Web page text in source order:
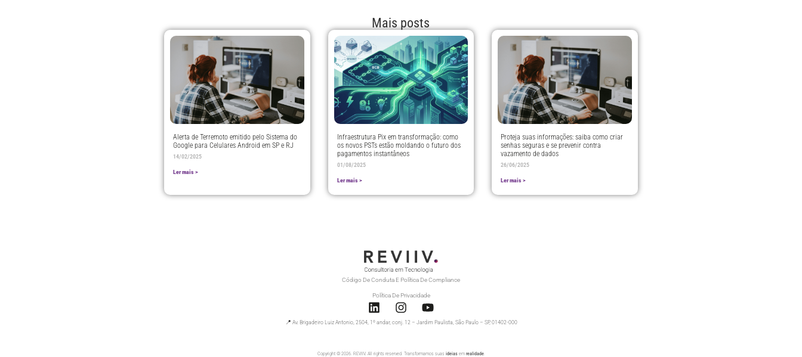
Mais posts
Alerta de Terremoto emitido pelo Sistema do
Google para Celulares Android em SP e RJ
14/02/2025
Ler mais >
Infraestrutura Pix em transformação: como
os novos PSTs estão moldando o futuro dos
pagamentos instantâneos
01/08/2025
Ler mais >
Proteja suas informações: saiba como criar
senhas seguras e se prevenir contra
vazamento de dados
26/06/2025
Ler mais >
Código De Conduta E Política De Compliance
Política De Privacidade
📍 Av. Brigadeiro Luiz Antonio, 2504, 1º andar, conj. 12 – Jardim Paulista, São Paulo – SP, 01402-000
Copyright © 2026. REVIIV. All rights reserved. Transformamos suas ideiasem realidade.